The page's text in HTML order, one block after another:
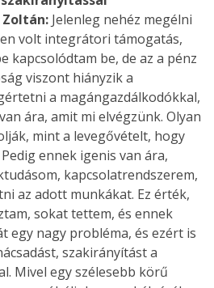
Zoltán: Jelenleg nehéz megélni
volt integrátori támogatás,
kapcsolódtam be, de az a pénz
viszont hiányzik a
a magángazdálkodókkal,
ára, amit mi elvégzünk. Olyan
mint a levegővételt, hogy
ennek igenis van ára,
kapcsolatrendszerem,
az adott munkákat. Ez érték,
sokat tettem, és ennek
egy nagy probléma, és ezért is
szakirányítást a
Mivel egy szélesebb körű